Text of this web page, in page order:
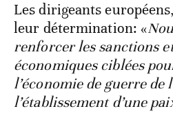
Les dirigeants
leur détermination: «
renforcer les sanctions
économiques ciblées
l’économie de guerre de
l’établissement d’une